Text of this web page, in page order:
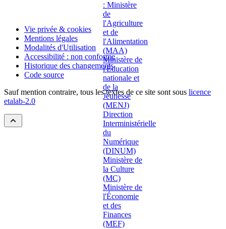
Vie privée & cookies
Mentions légales
Modalités d'Utilisation
Accessibilité : non conforme
Historique des changements
Code source
Sauf mention contraire, tous les textes de ce site sont sous licence
etalab-2.0